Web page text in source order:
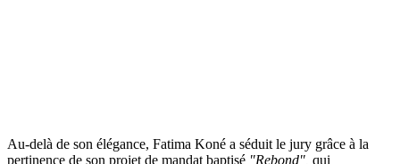
Au-delà de son élégance, Fatima Koné a séduit le jury grâce à la
pertinence de son projet de mandat baptisé "Rebond", qui